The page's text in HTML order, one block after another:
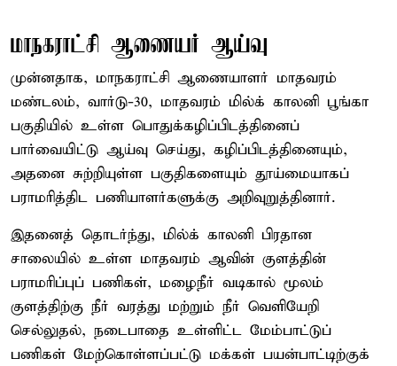
மாநகராட்சி ஆணையர் ஆய்வு
முன்னதாக, மாநகராட்சி ஆணையாளர் மாதவரம்
மண்டலம், வார்டு-30, மாதவரம் மில்க் காலனி பூங்கா
பகுதியில் உள்ள பொதுக்கழிப்பிடத்தினைப்
பார்வையிட்டு ஆய்வு செய்து, கழிப்பிடத்தினையும்,
அதனை சுற்றியுள்ள பகுதிகளையும் தூய்மையாகப்
பராமரித்திட பணியாளர்களுக்கு அறிவுறுத்தினார்.
இதனைத் தொடர்ந்து, மில்க் காலனி பிரதான
சாலையில் உள்ள மாதவரம் ஆவின் குளத்தின்
பராமரிப்புப் பணிகள், மழைநீர் வடிகால் மூலம்
குளத்திற்கு நீர் வரத்து மற்றும் நீர் வெளியேறி
செல்லுதல், நடைபாதை உள்ளிட்ட மேம்பாட்டுப்
பணிகள் மேற்கொள்ளப்பட்டு மக்கள் பயன்பாட்டிற்குக்